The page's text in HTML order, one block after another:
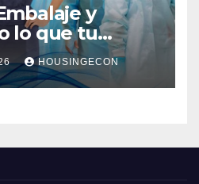
y
lo que tu
en un solo
HOUSINGECON